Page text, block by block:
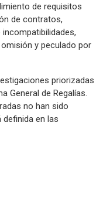
de requisitos
de contratos,
y peculado por
priorizadas
General de Regalías.
no han sido
en las